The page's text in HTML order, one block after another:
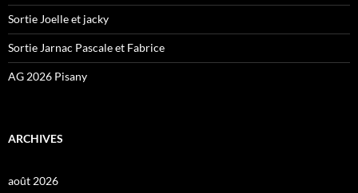
Sortie Joelle et jacky
Sortie Jarnac Pascale et Fabrice
AG 2026 Pisany
ARCHIVES
août 2026